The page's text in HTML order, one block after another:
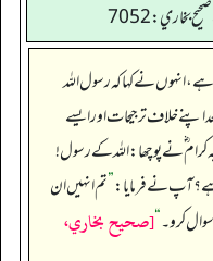
بخاري: 7052
انہوں نے کہا کہ رسول اللہ
خلاف ترجیحات اور ایسے
کرام‬ ؓ ن‬ے پوچھا: اللہ کے رسول!
آپ نے فرمایا:”تم انہیں ان
کرو۔“[صحيح بخاري،